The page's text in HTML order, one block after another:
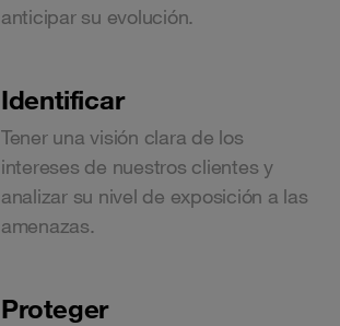
anticipar su evolución.
Identificar
Tener una visión clara de los
intereses de nuestros clientes y
analizar su nivel de exposición a las
amenazas.
Proteger